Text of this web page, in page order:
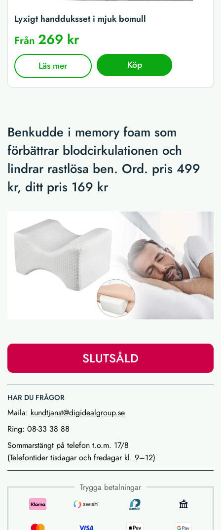
Lyxigt handduksset i mjuk bomull
Från 269 kr
Läs mer Köp
Benkudde i memory foam som
förbättrar blodcirkulationen och
lindrar rastlösa ben. Ord. pris 499
kr, ditt pris 169 kr
SLUTSÅLD
HAR DU FRÅGOR
Maila: kundtjanst@digidealgroup.se
Ring: 08-33 38 88
Sommarstängt på telefon t.o.m. 17/8
(Telefontider tisdagar och fredagar kl. 9–12)
Trygga betalningar